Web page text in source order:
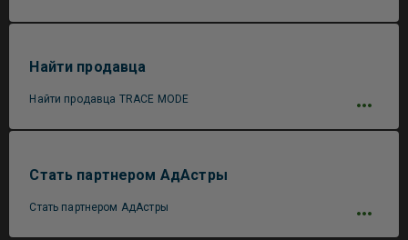
Найти продавца
Найти продавца TRACE MODE
Стать партнером АдАстры
Стать партнером АдАстры